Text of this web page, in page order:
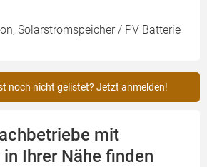
Solarstromspeicher / PV Batterie
noch nicht gelistet? Jetzt anmelden!
mit
Ihrer Nähe finden